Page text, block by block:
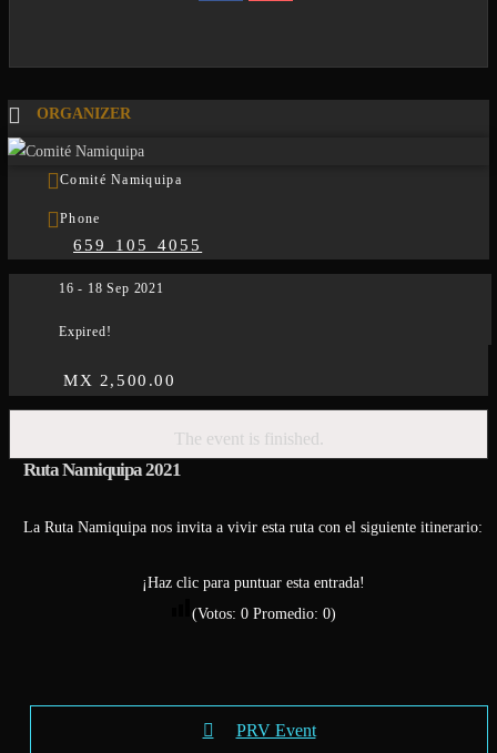
ORGANIZER
Comité Namiquipa
Phone
659 105 4055
16 - 18 Sep 2021
Expired!
MX 2,500.00
The event is finished.
Ruta Namiquipa 2021
La Ruta Namiquipa nos invita a vivir esta ruta con el siguiente itinerario:
¡Haz clic para puntuar esta entrada!
(Votos: 0 Promedio: 0)
PRV Event